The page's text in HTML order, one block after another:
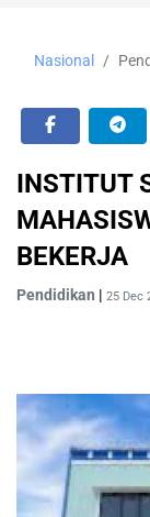
Nasional
INSTITUT
BEKERJA
Pendidikan | 25 Dec